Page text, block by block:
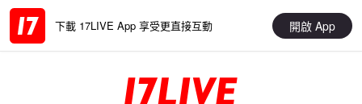
下載 17LIVE App 享受更直接互動 開啟 App